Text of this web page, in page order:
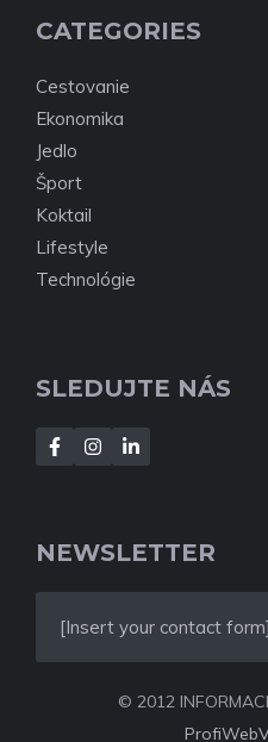
CATEGORIES
Cestovanie
Ekonomika
Jedlo
Šport
Koktail
Lifestyle
Technológie
SLEDUJTE NÁS
NEWSLETTER
[Insert your contact form]
© 2012